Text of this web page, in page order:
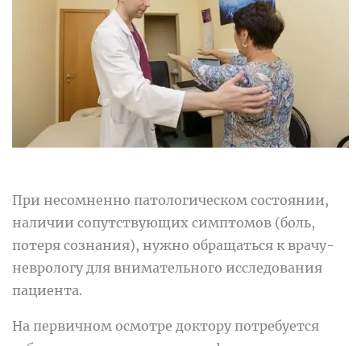
При несомненно патологическом состоянии,
наличии сопутствующих симптомов (боль,
потеря сознания), нужно обращаться к врачу-
неврологу для внимательного исследования
пациента.
На первичном осмотре доктору потребуется